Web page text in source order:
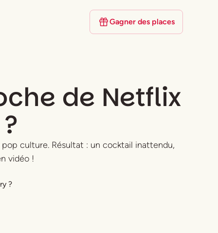
Gagner des places
de Netflix
culture. Résultat : un cocktail inattendu,
vidéo !